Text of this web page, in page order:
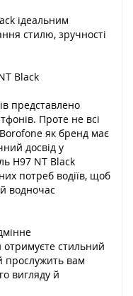
ідеальним
стилю, зручності
Black
представлено
Проте не всі
як бренд має
досвід у
H97 NT Black
потреб водіїв, щоб
водночас
отримуєте стильний
прослужить вам
вигляду й